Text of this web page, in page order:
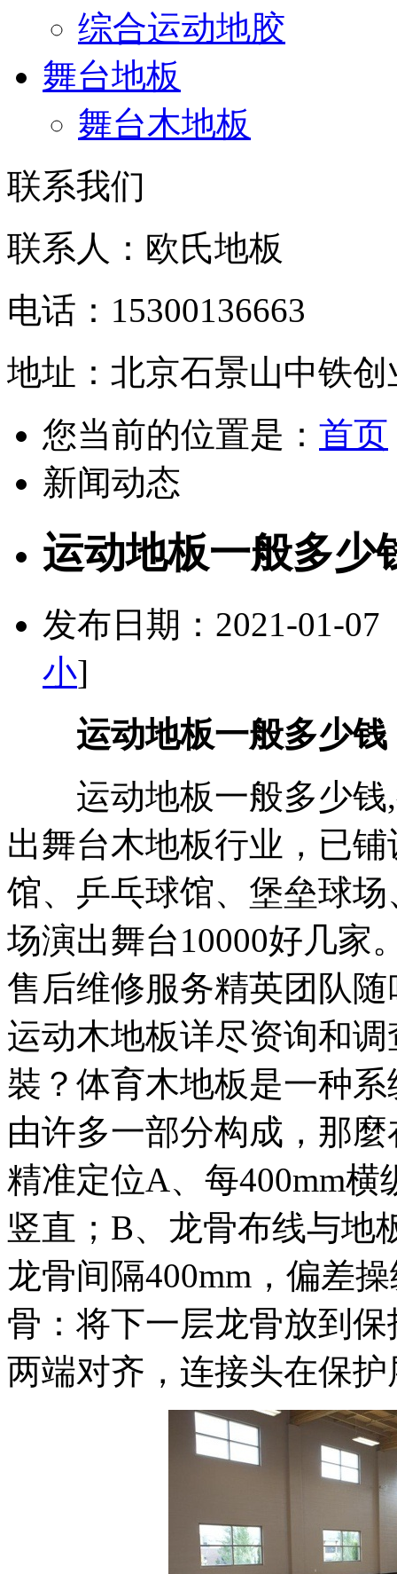
综合运动地胶
舞台地板
舞台木地板
联系我们
联系人：欧氏地板
电话：15300136663
地址：北京石景山中铁
您当前的位置是： 首页
新闻动态
运动地板一般多少
发布日期：2021-01-
小]
运动地板一般多少钱
运动地板一般多少钱,
出舞台木地板行业，已
馆、乒乓球馆、堡垒球
场演出舞台10000好几家
售后维修服务精英团队
运动木地板详尽资询和
裝？体育木地板是一种
由许多一部分构成，那
精准定位A、每400mm
竖直；B、龙骨布线与地
龙骨间隔400mm，偏差
骨：将下一层龙骨放到
两端对齐，连接头在保